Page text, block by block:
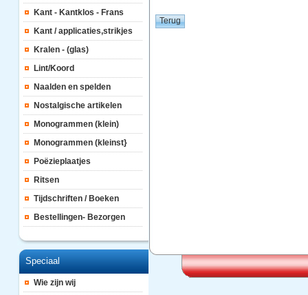
Kant - Kantklos - Frans
Kant / applicaties,strikjes
Kralen - (glas)
Lint/Koord
Naalden en spelden
Nostalgische artikelen
Monogrammen (klein)
Monogrammen (kleinst}
Poëzieplaatjes
Ritsen
Tijdschriften / Boeken
Bestellingen- Bezorgen
Speciaal
Wie zijn wij